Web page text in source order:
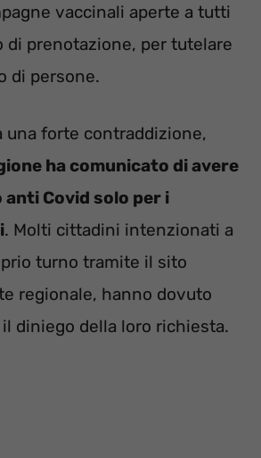
vaccinali aperte a tutti
di prenotazione, per tutelare
di persone.
una forte contraddizione,
ha comunicato di avere
anti Covid solo per i
. Molti cittadini intenzionati a
turno tramite il sito
regionale, hanno dovuto
diniego della loro richiesta.